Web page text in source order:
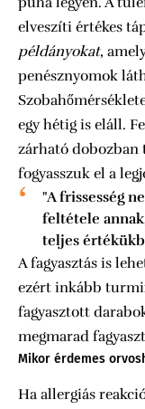
elveszíti értékes
példányokat,
penésznyomok
egy hétig is eláll.
zárható dobozban
fogyasszuk el a
"A frissesség
feltétele
teljes
A fagyasztás is
ezért inkább
fagyasztott
megmarad
Mikor érdemes
Ha allergiás